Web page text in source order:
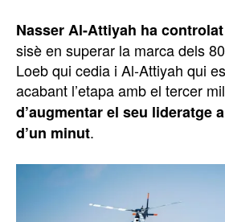
Nasser Al-Attiyah ha controlat
sisè en superar la marca dels
Loeb qui cedia i Al-Attiyah qui
acabant l’etapa amb el tercer
d’augmentar el seu lideratge
d’un minut.